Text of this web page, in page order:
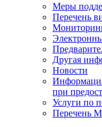
Меры
Перечень
Другая
Новости
при
Услуги по
Перечень